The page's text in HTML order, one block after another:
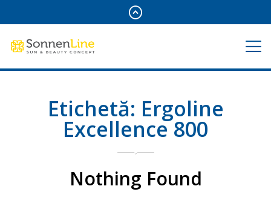
Etichetă: Ergoline
Excellence 800
Nothing Found